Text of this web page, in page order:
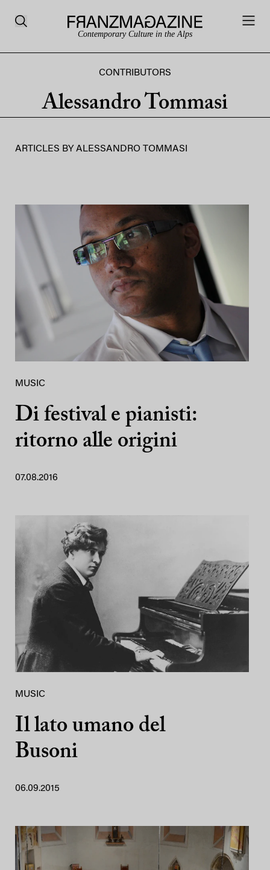
Contemporary Culture in the Alps
CONTRIBUTORS
Alessandro Tommasi
ARTICLES BY ALESSANDRO TOMMASI
MUSIC
Di festival e pianisti:
ritorno alle origini
07.08.2016
MUSIC
Il lato umano del
Busoni
06.09.2015